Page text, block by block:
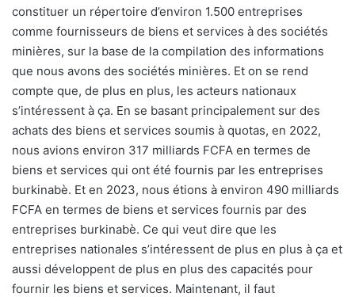
constituer un répertoire d’environ 1.500 entreprises
comme fournisseurs de biens et services à des sociétés
minières, sur la base de la compilation des informations
que nous avons des sociétés minières. Et on se rend
compte que, de plus en plus, les acteurs nationaux
s’intéressent à ça. En se basant principalement sur des
achats des biens et services soumis à quotas, en 2022,
nous avions environ 317 milliards FCFA en termes de
biens et services qui ont été fournis par les entreprises
burkinabè. Et en 2023, nous étions à environ 490 milliards
FCFA en termes de biens et services fournis par des
entreprises burkinabè. Ce qui veut dire que les
entreprises nationales s’intéressent de plus en plus à ça et
aussi développent de plus en plus des capacités pour
fournir les biens et services. Maintenant, il faut